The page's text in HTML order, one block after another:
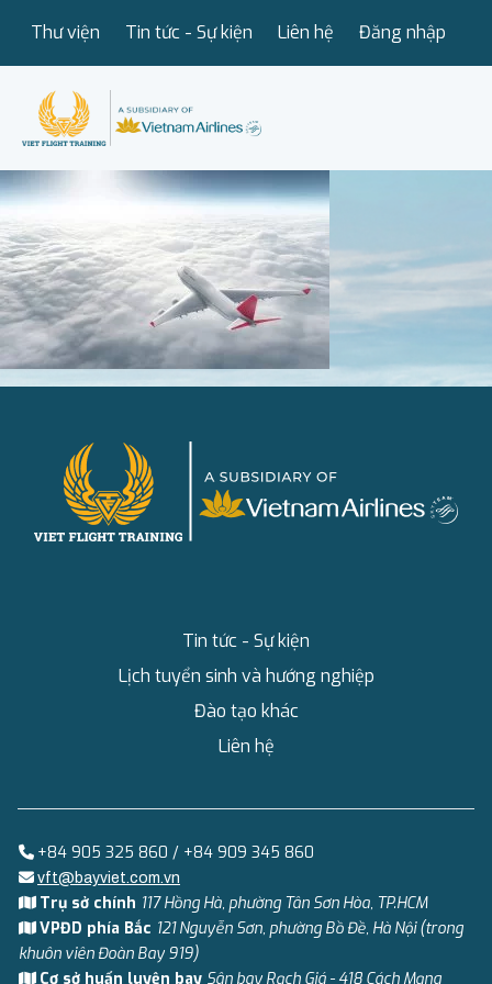
Thư viện Tin tức - Sự kiện Liên hệ Đăng nhập
Tin tức - Sự kiện
Lịch tuyển sinh và hướng nghiệp
Đào tạo khác
Liên hệ
+84 905 325 860 / +84 909 345 860
vft@bayviet.com.vn
Trụ sở chính 117 Hồng Hà, phường Tân Sơn Hòa, TP.HCM
VPĐD phía Bắc 121 Nguyễn Sơn, phường Bồ Đề, Hà Nội (trong
khuôn viên Đoàn Bay 919)
Cơ sở huấn luyện bay Sân bay Rạch Giá - 418 Cách Mạng